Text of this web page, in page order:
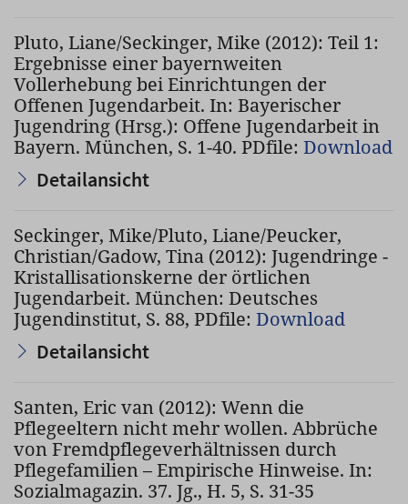
Pluto, Liane/Seckinger, Mike (2012): Teil 1:
Ergebnisse einer bayernweiten
Vollerhebung bei Einrichtungen der
Offenen Jugendarbeit. In: Bayerischer
Jugendring (Hrsg.): Offene Jugendarbeit in
Bayern. München, S. 1-40. PDfile: Download
Detailansicht
Seckinger, Mike/Pluto, Liane/Peucker,
Christian/Gadow, Tina (2012): Jugendringe -
Kristallisationskerne der örtlichen
Jugendarbeit. München: Deutsches
Jugendinstitut, S. 88, PDfile: Download
Detailansicht
Santen, Eric van (2012): Wenn die
Pflegeeltern nicht mehr wollen. Abbrüche
von Fremdpflegeverhältnissen durch
Pflegefamilien – Empirische Hinweise. In:
Sozialmagazin. 37. Jg., H. 5, S. 31-35